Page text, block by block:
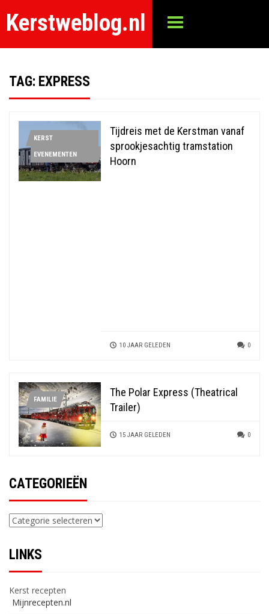
Kerstweblog.nl
TAG: EXPRESS
KERST
EVENEMENTEN
Tijdreis met de Kerstman vanaf
sprookjesachtig tramstation
Hoorn
10 JAAR GELEDEN 0
FAMILIE
The Polar Express (Theatrical
Trailer)
15 JAAR GELEDEN 0
CATEGORIEËN
Categorieën
LINKS
Kerst recepten
Mijnrecepten.nl